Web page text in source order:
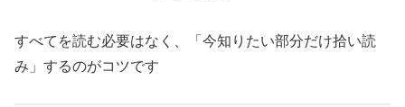
すべてを読む必要はなく、「今知りたい部分だけ拾い読
み」するのがコツです